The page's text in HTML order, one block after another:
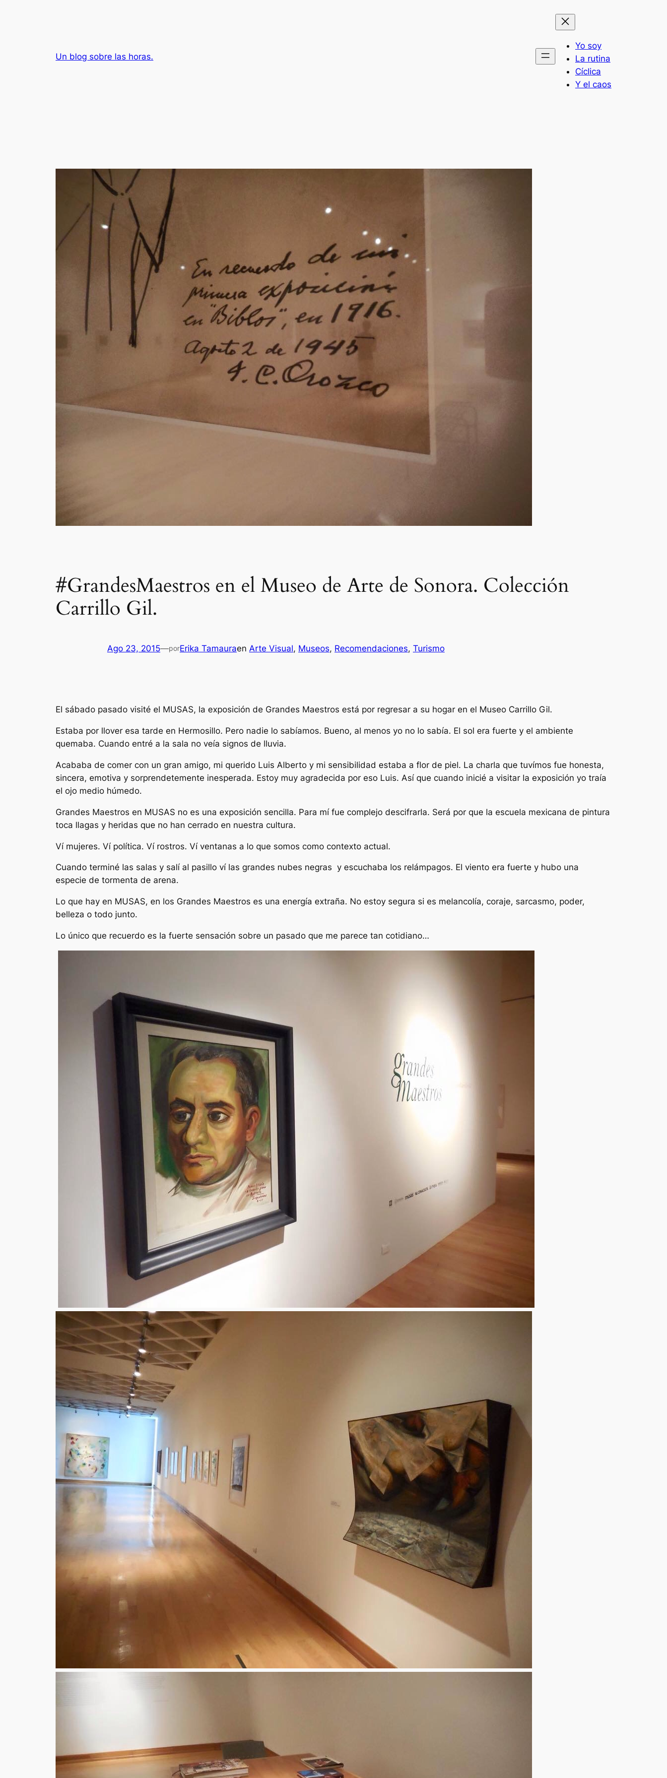
Un blog sobre las horas.
Yo soy
La rutina
Cíclica
Y el caos
#GrandesMaestros en el Museo de Arte de Sonora. Colección
Carrillo Gil.
Ago 23, 2015—porErika Tamauraen Arte Visual, Museos, Recomendaciones, Turismo
El sábado pasado visité el MUSAS, la exposición de Grandes Maestros está por regresar a su hogar en el Museo Carrillo Gil.
Estaba por llover esa tarde en Hermosillo. Pero nadie lo sabíamos. Bueno, al menos yo no lo sabía. El sol era fuerte y el ambiente
quemaba. Cuando entré a la sala no veía signos de lluvia.
Acababa de comer con un gran amigo, mi querido Luis Alberto y mi sensibilidad estaba a flor de piel. La charla que tuvímos fue honesta,
sincera, emotiva y sorprendetemente inesperada. Estoy muy agradecida por eso Luis. Así que cuando inicié a visitar la exposición yo traía
el ojo medio húmedo.
Grandes Maestros en MUSAS no es una exposición sencilla. Para mí fue complejo descifrarla. Será por que la escuela mexicana de pintura
toca llagas y heridas que no han cerrado en nuestra cultura.
Ví mujeres. Ví política. Ví rostros. Ví ventanas a lo que somos como contexto actual.
Cuando terminé las salas y salí al pasillo ví las grandes nubes negras y escuchaba los relámpagos. El viento era fuerte y hubo una
especie de tormenta de arena.
Lo que hay en MUSAS, en los Grandes Maestros es una energía extraña. No estoy segura si es melancolía, coraje, sarcasmo, poder,
belleza o todo junto.
Lo único que recuerdo es la fuerte sensación sobre un pasado que me parece tan cotidiano…